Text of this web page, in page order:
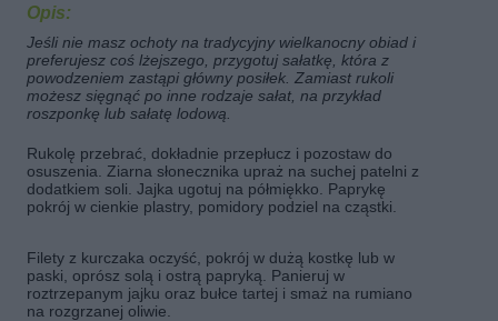
Opis:
Jeśli nie masz ochoty na tradycyjny wielkanocny obiad i
preferujesz coś lżejszego, przygotuj sałatkę, która z
powodzeniem zastąpi główny posiłek. Zamiast rukoli
możesz sięgnąć po inne rodzaje sałat, na przykład
roszponkę lub sałatę lodową.
Rukolę przebrać, dokładnie przepłucz i pozostaw do
osuszenia. Ziarna słonecznika upraż na suchej patelni z
dodatkiem soli. Jajka ugotuj na półmiękko. Paprykę
pokrój w cienkie plastry, pomidory podziel na cząstki.
Filety z kurczaka oczyść, pokrój w dużą kostkę lub w
paski, oprósz solą i ostrą papryką. Panieruj w
roztrzepanym jajku oraz bułce tartej i smaż na rumiano
na rozgrzanej oliwie.